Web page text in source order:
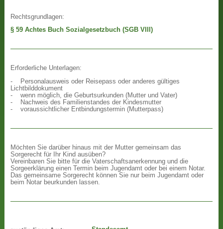
Rechtsgrundlagen:
§ 59 Achtes Buch Sozialgesetzbuch (SGB VIII)
Erforderliche Unterlagen:
- Personalausweis oder Reisepass oder anderes gültiges
Lichtbilddokument
- wenn möglich, die Geburtsurkunden (Mutter und Vater)
- Nachweis des Familienstandes der Kindesmutter
- voraussichtlicher Entbindungstermin (Mutterpass)
Möchten Sie darüber hinaus mit der Mutter gemeinsam das
Sorgerecht für Ihr Kind ausüben?
Vereinbaren Sie bitte für die Vaterschaftsanerkennung und die
Sorgeerklärung einen Termin beim Jugendamt oder bei einem Notar.
Das gemeinsame Sorgerecht können Sie nur beim Jugendamt oder
beim Notar beurkunden lassen.